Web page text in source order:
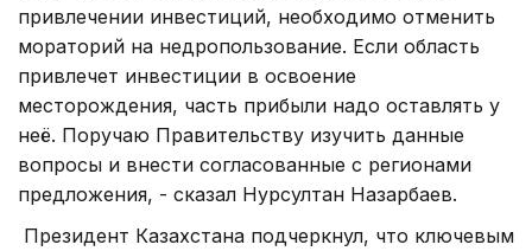
привлечении инвестиций, необходимо отменить
мораторий на недропользование. Если область
привлечет инвестиции в освоение
месторождения, часть прибыли надо оставлять у
неё. Поручаю Правительству изучить данные
вопросы и внести согласованные с регионами
предложения, - сказал Нурсултан Назарбаев.
Президент Казахстана подчеркнул, что ключевым